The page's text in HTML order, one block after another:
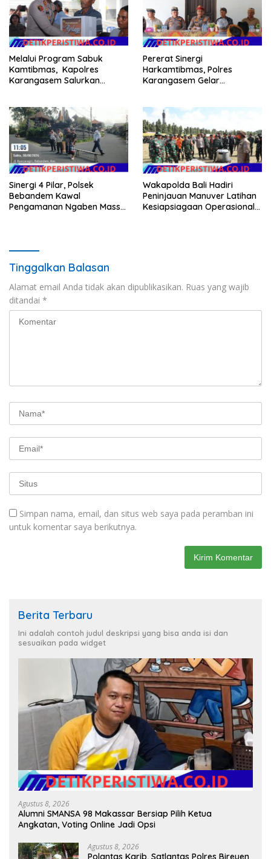
Melalui Program Sabuk
Kamtibmas, Kapolres
Karangasem Salurkan
Pererat Sinergi
Harkamtibmas, Polres
Karangasem Gelar
Sinergi 4 Pilar, Polsek
Bebandem Kawal
Pengamanan Ngaben Massal
Wakapolda Bali Hadiri
Peninjauan Manuver Latihan
Kesiapsiagaan Operasional
Tinggalkan Balasan
Alamat email Anda tidak akan dipublikasikan. Ruas yang wajib
ditandai *
Simpan nama, email, dan situs web saya pada peramban ini
untuk komentar saya berikutnya.
Berita Terbaru
Ini adalah contoh judul deskripsi yang bisa anda isi dan
sesuaikan pada widget
Agustus 8, 2026
Alumni SMANSA 98 Makassar Bersiap Pilih Ketua
Angkatan, Voting Online Jadi Opsi
Agustus 8, 2026
Polantas Karib, Satlantas Polres Bireuen